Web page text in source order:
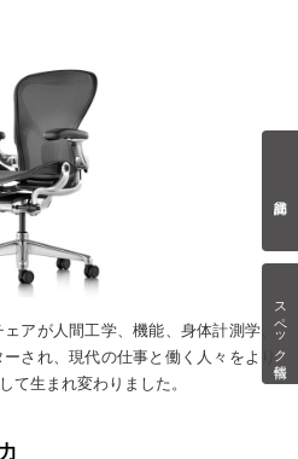
スペック情報
アが人間工学、機能、身体計測学、
され、現代の仕事と働く人々をより
て生まれ変わりました。